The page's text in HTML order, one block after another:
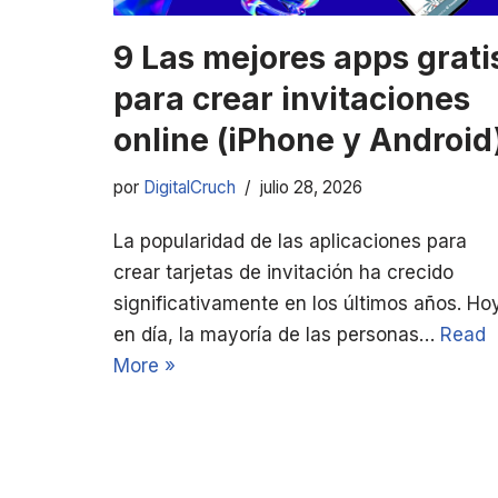
9 Las mejores apps
para crear invitaciones
online (iPhone y
por DigitalCruch julio 28, 2026
La popularidad de las aplicaciones para
crear tarjetas de invitación ha crecido
significativamente en los últimos años.
en día, la mayoría de las personas… Read
More »